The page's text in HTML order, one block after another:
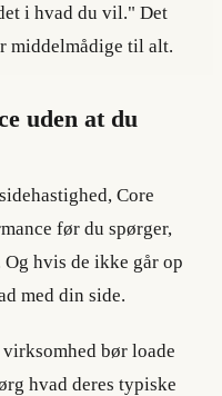
i hvad du vil." Det
middelmådige til alt.
uden at du
Core
før du spørger,
hvis de ikke går op
med din side.
bør loade
hvad deres typiske